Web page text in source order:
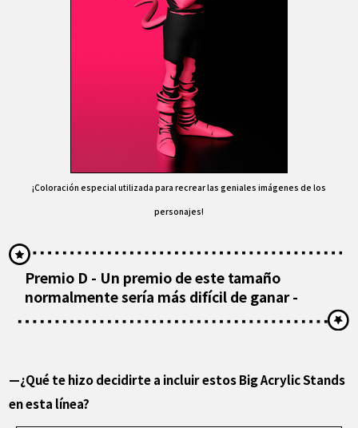
¡Coloración especial utilizada para recrear las geniales imágenes de los
personajes!
Premio D - Un premio de este tamaño
normalmente sería más difícil de ganar -
—¿Qué te hizo decidirte a incluir estos Big Acrylic Stands
en esta línea?